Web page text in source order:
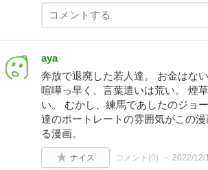
aya
奔放で退廃した若人達。 お金はな
喧嘩っ早く、言葉遣いは荒い。 煙
い。 むかし、練馬であしたのジ
達のポートレートの雰囲気がこの
る漫画。
ナイス コメント(0) 2022/12/